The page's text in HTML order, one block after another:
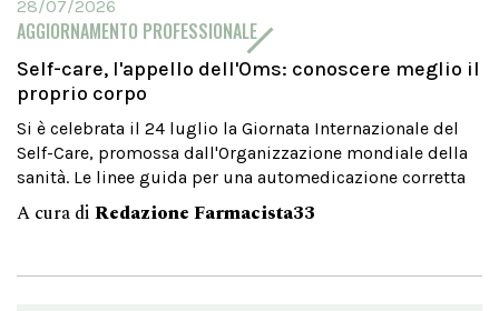
28/07/2026
AGGIORNAMENTO PROFESSIONALE
Self-care, l'appello dell'Oms: conoscere meglio il
proprio corpo
Si è celebrata il 24 luglio la Giornata Internazionale del
Self-Care, promossa dall'Organizzazione mondiale della
sanità. Le linee guida per una automedicazione corretta
A cura di Redazione Farmacista33